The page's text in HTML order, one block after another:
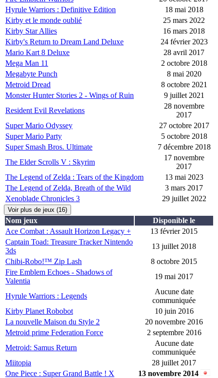
Hyrule Warriors : Definitive Edition
18 mai 2018
Kirby et le monde oublié
25 mars 2022
Kirby Star Allies
16 mars 2018
Kirby's Return to Dream Land Deluxe
24 février 2023
Mario Kart 8 Deluxe
28 avril 2017
Mega Man 11
2 octobre 2018
Megabyte Punch
8 mai 2020
Metroid Dread
8 octobre 2021
Monster Hunter Stories 2 - Wings of Ruin
9 juillet 2021
Resident Evil Revelations
28 novembre
2017
Super Mario Odyssey
27 octobre 2017
Super Mario Party
5 octobre 2018
Super Smash Bros. Ultimate
7 décembre 2018
The Elder Scrolls V : Skyrim
17 novembre
2017
The Legend of Zelda : Tears of the Kingdom
13 mai 2023
The Legend of Zelda, Breath of the Wild
3 mars 2017
Xenoblade Chronicles 3
29 juillet 2022
Voir plus de jeux (16)
Nom jeux
Disponible le
Ace Combat : Assault Horizon Legacy +
13 février 2015
Captain Toad: Treasure Tracker Nintendo
3ds
13 juillet 2018
Chibi-Robo!™ Zip Lash
8 octobre 2015
Fire Emblem Echoes - Shadows of
Valentia
19 mai 2017
Hyrule Warriors : Legends
Aucune date
communiquée
Kirby Planet Robobot
10 juin 2016
La nouvelle Maison du Style 2
20 novembre 2016
Metroid prime Federation Force
2 septembre 2016
Metroid: Samus Return
Aucune date
communiquée
Miitopia
28 juillet 2017
One Piece : Super Grand Battle ! X
13 novembre 2014